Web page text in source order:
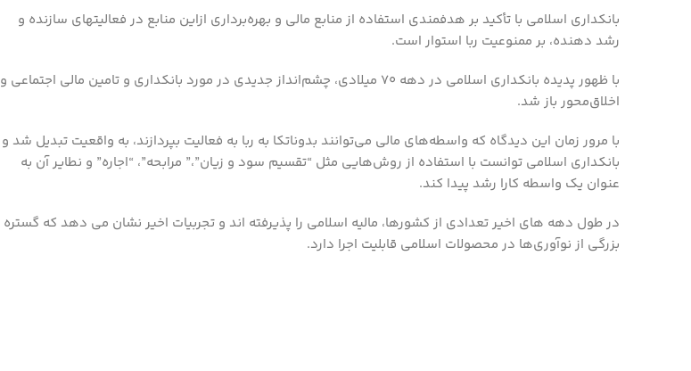
بانکداری اسلامی با تأکید بر هدفمندی استفاده از منابع مالی و بهره‌برداری ازاین منابع در فعالیتهای سازنده و
رشد دهنده، بر ممنوعیت ربا استوار است.
با ظهور پدیده بانکداری اسلامی در دهه ۷۰ میلادی، چشم‌انداز جدیدی در مورد بانکداری و تامین مالی اجتماعی و
اخلاق‌محور باز شد.
با مرور زمان این دیدگاه که واسطه‌های مالی می‌توانند بدوناتکا به ربا به فعالیت بپردازند، به واقعیت تبدیل شد و
بانکداری اسلامی توانست با استفاده از روش‌هایی مثل “تقسیم سود و زیان”،” مرابحه”، “اجاره” و نطایر آن به
عنوان یک واسطه کارا رشد پیدا کند.
در طول دهه های اخیر تعدادی از کشورها، مالیه اسلامی را پذیرفته اند و تجربیات اخیر نشان می دهد که گستره
بزرگی از نوآوری‌ها در محصولات اسلامی قابلیت اجرا دارد.